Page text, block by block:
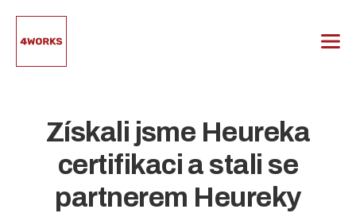
Získali jsme Heureka
certifikaci a stali se
partnerem Heureky